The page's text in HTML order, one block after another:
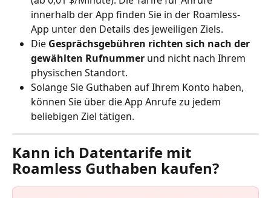
innerhalb der App finden Sie in der Roamless-
App unter den Details des jeweiligen Ziels.
Die Gesprächsgebühren richten sich nach der
gewählten Rufnummer und nicht nach Ihrem
physischen Standort.
Solange Sie Guthaben auf Ihrem Konto haben,
können Sie über die App Anrufe zu jedem
beliebigen Ziel tätigen.
Kann ich Datentarife mit
Roamless Guthaben kaufen?